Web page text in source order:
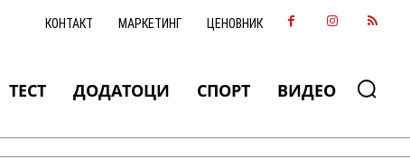
КОНТАКТ МАРКЕТИНГ ЦЕНОВНИК
ТЕСТ ДОДАТОЦИ СПОРТ ВИДЕО